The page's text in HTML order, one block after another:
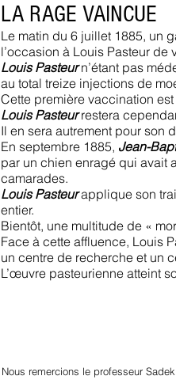
LA RAGE VAINCUE
Le matin du 6 juillet 1885, un
l’occasion à Louis Pasteur de
Louis Pasteurn’étant pas
au total treize injections de
Cette première vaccination
Louis Pasteurrestera
Il en sera autrement pour son
En septembre 1885, Jean-
par un chien enragé qui avait
camarades.
Louis Pasteurapplique son
entier.
Bientôt, une multitude de «
Face à cette affluence, Louis
un centre de recherche et un
L’œuvre pasteurienne atteint
Nous remercions le professeur